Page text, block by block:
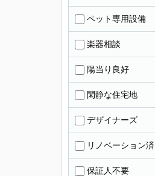
ペット専用設備
楽器相談
陽当り良好
閑静な住宅地
デザイナーズ
リノベーション済
保証人不要